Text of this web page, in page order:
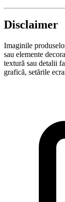
Disclaimer
Imaginile
sau elemente
textură sau detalii
grafică, setările